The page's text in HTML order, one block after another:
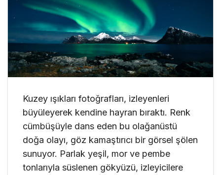
Kuzey ışıkları fotoğrafları, izleyenleri
büyüleyerek kendine hayran bıraktı. Renk
cümbüşüyle dans eden bu olağanüstü
doğa olayı, göz kamaştırıcı bir görsel şölen
sunuyor. Parlak yeşil, mor ve pembe
tonlarıyla süslenen gökyüzü, izleyicilere